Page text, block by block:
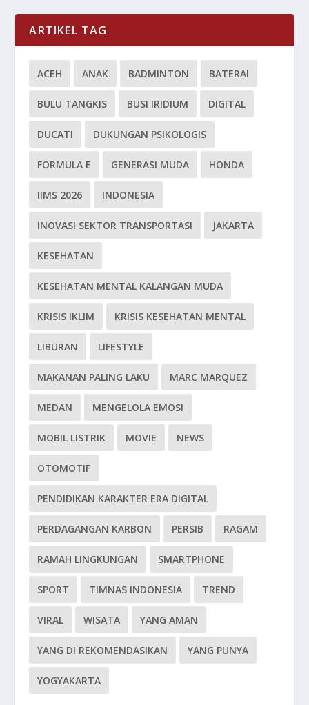
ARTIKEL TAG
ACEH ANAK BADMINTON BATERAI
BULU TANGKIS BUSI IRIDIUM DIGITAL
DUCATI DUKUNGAN PSIKOLOGIS
FORMULA E GENERASI MUDA HONDA
IIMS 2026 INDONESIA
INOVASI SEKTOR TRANSPORTASI JAKARTA
KESEHATAN
KESEHATAN MENTAL KALANGAN MUDA
KRISIS IKLIM KRISIS KESEHATAN MENTAL
LIBURAN LIFESTYLE
MAKANAN PALING LAKU MARC MARQUEZ
MEDAN MENGELOLA EMOSI
MOBIL LISTRIK MOVIE NEWS
OTOMOTIF
PENDIDIKAN KARAKTER ERA DIGITAL
PERDAGANGAN KARBON PERSIB RAGAM
RAMAH LINGKUNGAN SMARTPHONE
SPORT TIMNAS INDONESIA TREND
VIRAL WISATA YANG AMAN
YANG DI REKOMENDASIKAN YANG PUNYA
YOGYAKARTA